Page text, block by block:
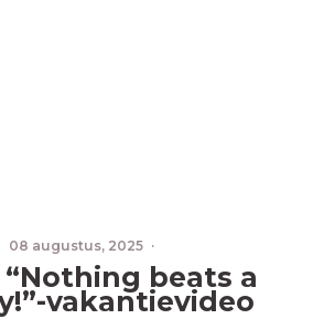
08 augustus, 2025 ·
beats a
vakantievideo